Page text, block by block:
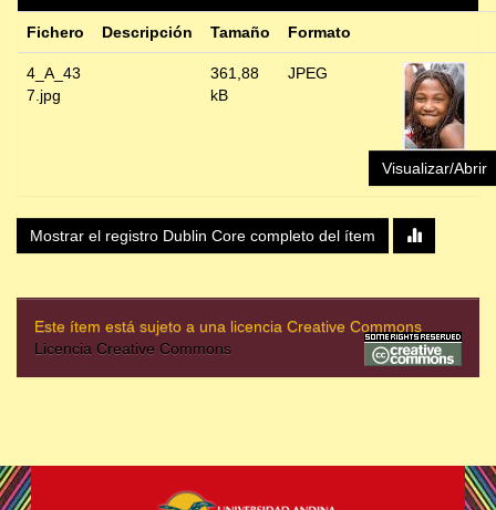
Fichero Descripción Tamaño Formato
4_A_43
7.jpg
361,88
kB
JPEG
Visualizar/Abrir
Mostrar el registro Dublin Core completo del ítem
Este ítem está sujeto a una licencia Creative Commons
Licencia Creative Commons